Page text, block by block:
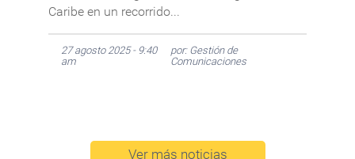
Caribe en un recorrido...
27 agosto 2025 - 9:40
am
por: Gestión de
Comunicaciones
Ver más noticias